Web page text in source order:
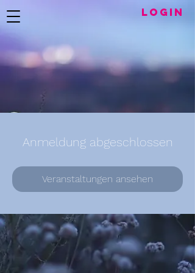
LogIN
Anmeldung abgeschlossen
Veranstaltungen ansehen